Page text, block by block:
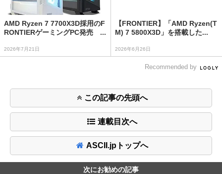
AMD Ryzen 7 7700X3D採用のF
RONTIERゲーミングPC発売 ...
2026年7月21日
【FRONTIER】「AMD Ryzen(T
M) 7 5800X3D」を搭載した...
2026年6月26日
Recommended by
この記事の先頭へ
連載目次へ
ASCII.jpトップへ
次にお勧めの記事